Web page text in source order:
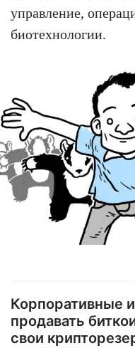
управление,
биотехнологии.
Корпоративные
продавать
свои